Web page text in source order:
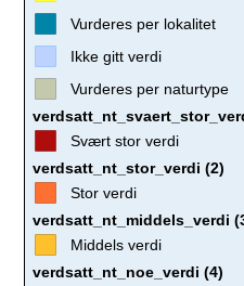
Vurderes per lokalitet
Ikke gitt verdi
Vurderes per naturtype
Svært stor verdi
verdsatt_nt_stor_verdi (2)
Stor verdi
verdsatt_nt_middels_verdi
Middels verdi
verdsatt_nt_noe_verdi (4)